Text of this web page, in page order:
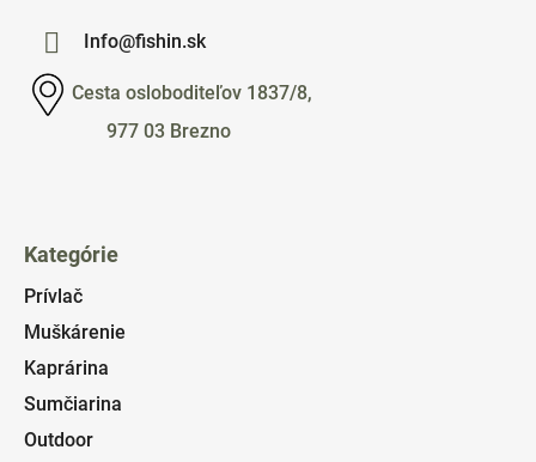
Info@fishin.sk
Cesta osloboditeľov 1837/8,
977 03 Brezno
Kategórie
Prívlač
Muškárenie
Kaprárina
Sumčiarina
Outdoor